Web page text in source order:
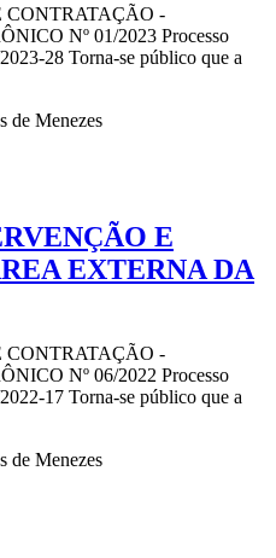
CONTRATAÇÃO -
Nº 01/2023 Processo
28 Torna-se público que a
de Menezes
E
EXTERNA DA
CONTRATAÇÃO -
Nº 06/2022 Processo
17 Torna-se público que a
de Menezes